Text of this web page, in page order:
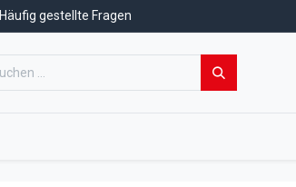
Häufig gestellte Fragen